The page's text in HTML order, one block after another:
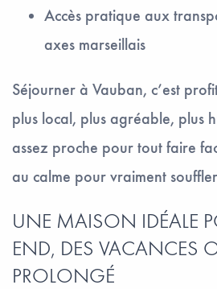
Accès pratique aux
axes marseillais
Séjourner à Vauban, c’est
plus local, plus agréable, plus
assez proche pour tout faire
au calme pour vraiment
UNE MAISON IDÉALE
END, DES VACANCES
PROLONGÉ